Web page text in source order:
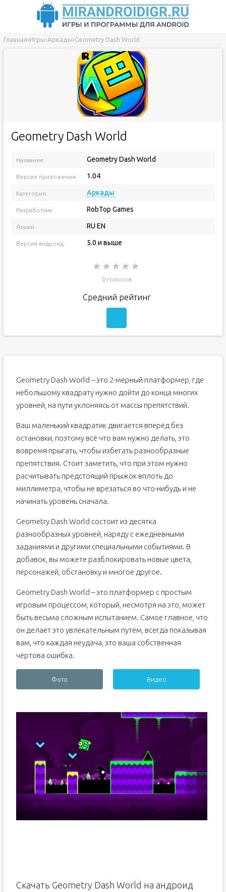
Главная›Игры›Аркады›Geometry Dash World
Geometry Dash World
Название: Geometry Dash World
Версия приложения: 1.04
Категория: Аркады
Разработчик: RobTop Games
Языки: RU EN
Версия андроид: 5.0 и выше
0 голосов
Средний рейтинг
Geometry Dash World – это 2-мерный платформер, где
небольшому квадрату нужно дойти до конца многих
уровней, на пути уклоняясь от массы препятствий.
Ваш маленький квадратик двигается вперёд без
остановки, поэтому всё что вам нужно делать, это
вовремя прыгать, чтобы избегать разнообразные
препятствия. Стоит заметить, что при этом нужно
расчитывать предстоящий прыжок вплоть до
миллиметра, чтобы не врезаться во что-нибудь и не
начинать уровень сначала.
Geometry Dash World состоит из десятка
разнообразных уровней, наряду с ежедневными
заданиями и другими специальными событиями. В
добавок, вы можете разблокировать новые цвета,
персонажей, обстановку и многое другое.
Geometry Dash World – это платформер с простым
игровым процессом, который, несмотря на это, может
быть весьма сложным испытанием. Самое главное, что
он делает это увлекательным путём, всегда показывая
вам, что каждая неудача, это ваша собственная
чёртова ошибка.
Фото Видео
Скачать Geometry Dash World на андроид